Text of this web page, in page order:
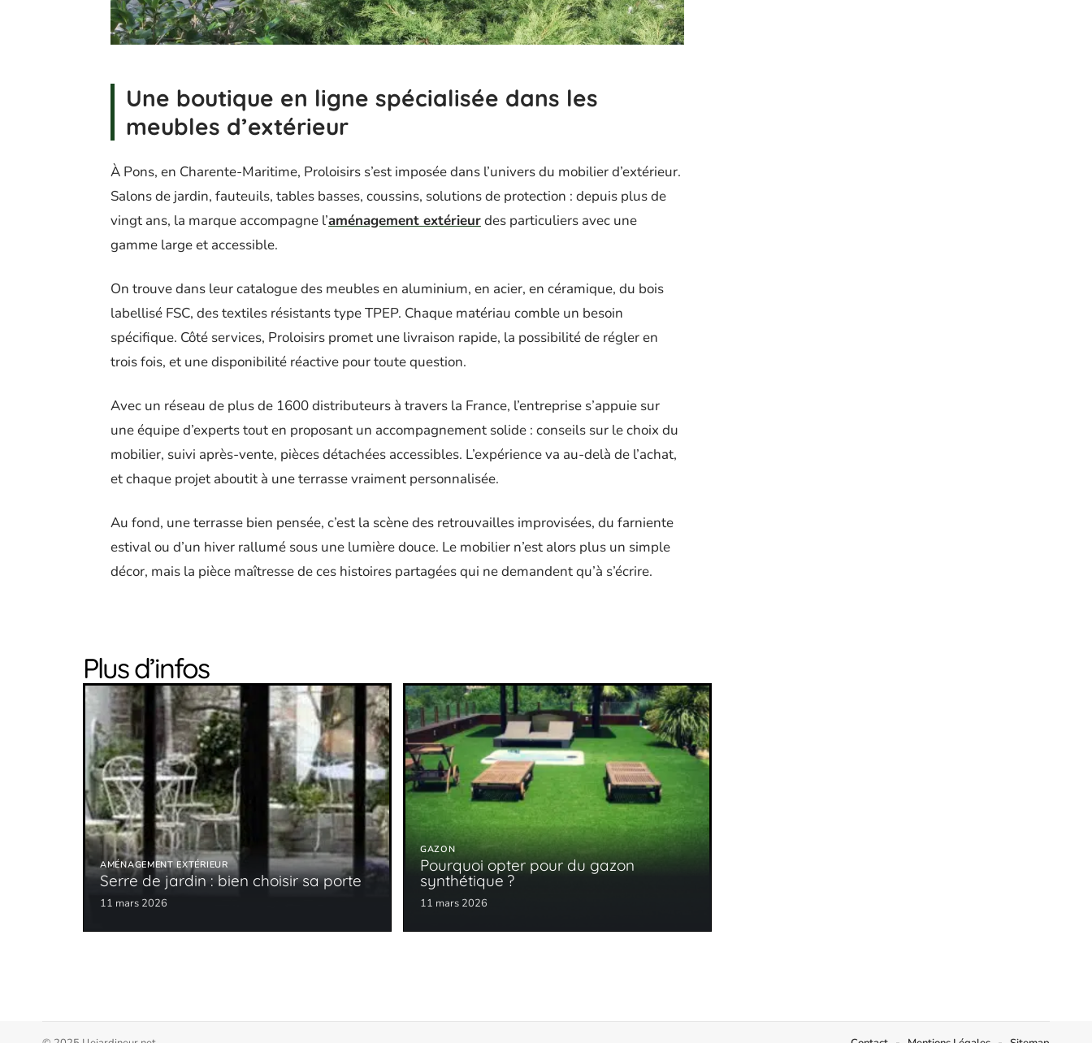
Une boutique en ligne spécialisée dans les
meubles d’extérieur
À Pons, en Charente-Maritime, Proloisirs s’est imposée dans l’univers du mobilier d’extérieur.
Salons de jardin, fauteuils, tables basses, coussins, solutions de protection : depuis plus de
vingt ans, la marque accompagne l’aménagement extérieurdes particuliers avec une
gamme large et accessible.
On trouve dans leur catalogue des meubles en aluminium, en acier, en céramique, du bois
labellisé FSC, des textiles résistants type TPEP. Chaque matériau comble un besoin
spécifique. Côté services, Proloisirs promet une livraison rapide, la possibilité de régler en
trois fois, et une disponibilité réactive pour toute question.
Avec un réseau de plus de 1600 distributeurs à travers la France, l’entreprise s’appuie sur
une équipe d’experts tout en proposant un accompagnement solide : conseils sur le choix du
mobilier, suivi après-vente, pièces détachées accessibles. L’expérience va au-delà de l’achat,
et chaque projet aboutit à une terrasse vraiment personnalisée.
Au fond, une terrasse bien pensée, c’est la scène des retrouvailles improvisées, du farniente
estival ou d’un hiver rallumé sous une lumière douce. Le mobilier n’est alors plus un simple
décor, mais la pièce maîtresse de ces histoires partagées qui ne demandent qu’à s’écrire.
Plus d’infos
AMÉNAGEMENT EXTÉRIEUR
Serre de jardin : bien choisir sa porte
11 mars 2026
GAZON
Pourquoi opter pour du gazon
synthétique ?
11 mars 2026